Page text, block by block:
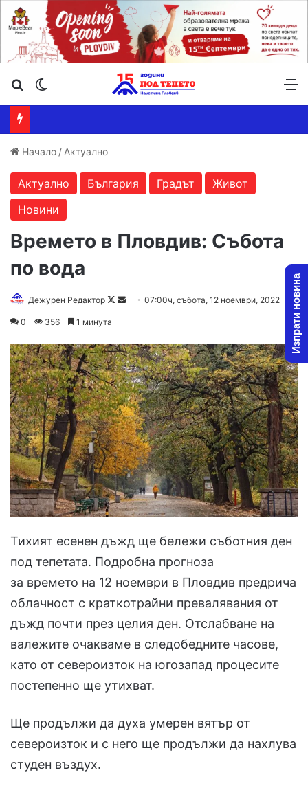
Търсене ...
Начало / Актуално
Актуално България Градът
Живот
Новини
Времето в Пловдив: Събота
по вода
Дежурен Редактор
Follow
Send07:00ч, събота, 12 ноември, 2022
0 356 1 минута
Тихият есенен дъжд ще бележи съботния ден
под тепетата. Подробна прогноза
за времето на 12 ноември в Пловдив предрича
облачност с краткотрайни превалявания от
дъжд почти през целия ден. Отслабване на
валежите очакваме в следобедните часове,
като от североизток на югозапад процесите
постепенно ще утихват.
Ще продължи да духа умерен вятър от
североизток и с него ще продължи да нахлува
студен въздух.
Изпрати новина